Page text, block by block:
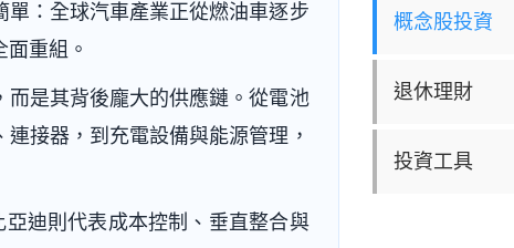
：全球汽車產業正從燃油車逐步
重組。
是其背後龐大的供應鏈。從電池
接器，到充電設備與能源管理，
迪則代表成本控制、垂直整合與
概念股投資
退休理財
投資工具